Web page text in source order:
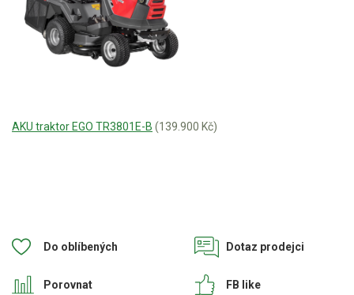
AKU traktor EGO TR3801E-B (139.900 Kč)
Do oblíbených
Porovnat
Dotaz prodejci
FB like